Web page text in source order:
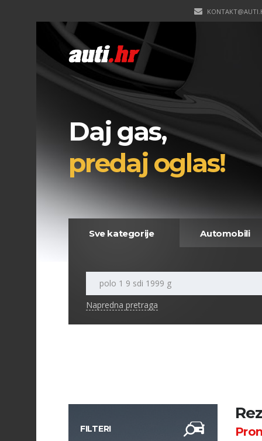
Daj gas,
predaj oglas!
Sve kategorije Automobili
Napredna pretraga
FILTERI